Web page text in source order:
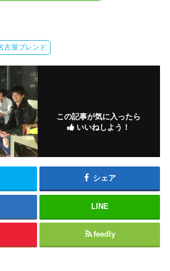
古屋ブレンド
この記事が気に入ったら
いいねしよう！
シェア
LINE
feedly